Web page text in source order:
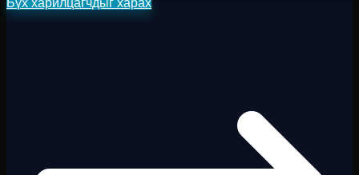
Бүх харилцагчдыг харах